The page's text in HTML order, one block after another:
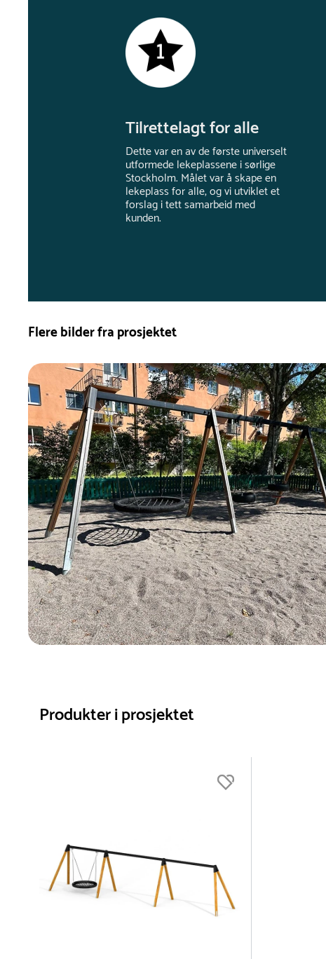
Tilrettelagt for alle
Dette var en av de første universelt
utformede lekeplassene i sørlige
Stockholm. Målet var å skape en
lekeplass for alle, og vi utviklet et
forslag i tett samarbeid med
kunden.
Flere bilder fra prosjektet
Produkter i prosjektet